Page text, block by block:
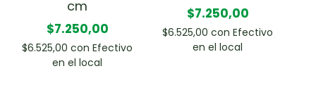
cm
$7.250,00
$6.525,00con Efectivo
en el local
$7.250,00
$6.525,00con Efectivo
en el local